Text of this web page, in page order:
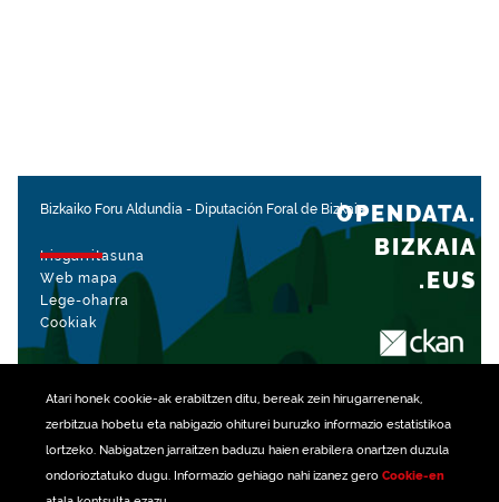
Atari honek cookie-ak erabiltzen ditu, bereak zein hirugarrenenak,
zerbitzua hobetu eta nabigazio ohiturei buruzko informazio estatistikoa
lortzeko. Nabigatzen jarraitzen baduzu haien erabilera onartzen duzula
ondorioztatuko dugu. Informazio gehiago nahi izanez gero Cookie-en
Bizkaiko Foru Aldundia - Diputación Foral de Bizkaia
Irisgarritasuna
Web mapa
Lege-oharra
Cookiak
OPENDATA.
BIZKAIA
.EUS